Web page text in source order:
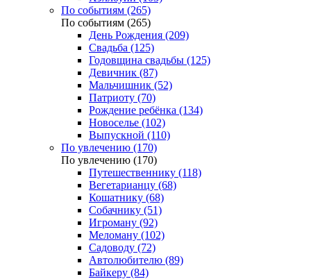
По событиям (265)
По событиям (265)
День Рождения (209)
Свадьба (125)
Годовщина свадьбы (125)
Девичник (87)
Мальчишник (52)
Патриоту (70)
Рождение ребёнка (134)
Новоселье (102)
Выпускной (110)
По увлечению (170)
По увлечению (170)
Путешественнику (118)
Вегетарианцу (68)
Кошатнику (68)
Собачнику (51)
Игроману (92)
Меломану (102)
Садоводу (72)
Автолюбителю (89)
Байкеру (84)